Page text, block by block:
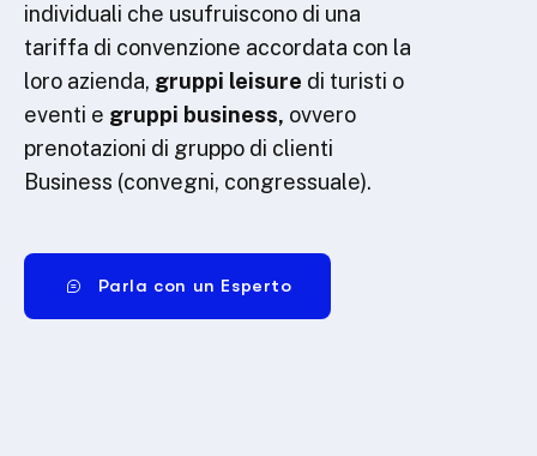
individuali che usufruiscono di una
tariffa di convenzione accordata con la
loro azienda, gruppi leisure di turisti o
eventi e gruppi business, ovvero
prenotazioni di gruppo di clienti
Business (convegni, congressuale).
Parla con un Esperto